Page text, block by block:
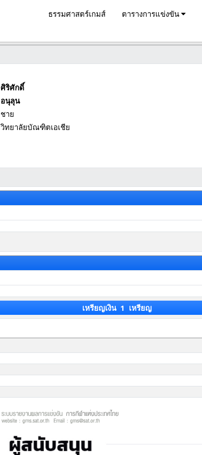
ธรรมศาสตร์เกมส์ ตารางการแข่งขัน
ศิริศักดิ์
อนุลุน
ชาย
วิทยาลัยบัณฑิตเอเชีย
เหรียญเงิน 1 เหรียญ